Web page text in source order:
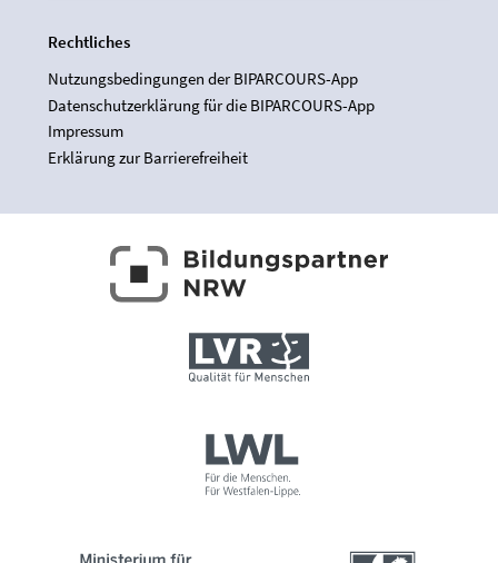
Rechtliches
Nutzungsbedingungen der BIPARCOURS-App
Datenschutzerklärung für die BIPARCOURS-App
Impressum
Erklärung zur Barrierefreiheit